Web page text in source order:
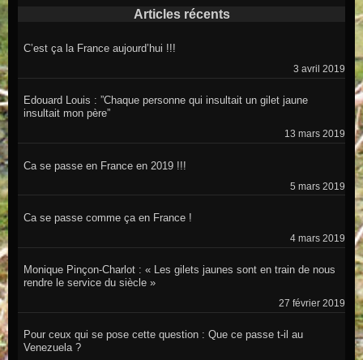
Articles récents
C’est ça la France aujourd’hui !!!
3 avril 2019
Edouard Louis : ”Chaque personne qui insultait un gilet jaune
insultait mon père”
13 mars 2019
Ca se passe en France en 2019 !!!
5 mars 2019
Ca se passe comme ça en France !
4 mars 2019
Monique Pinçon-Charlot : « Les gilets jaunes sont en train de nous
rendre le service du siècle »
27 février 2019
Pour ceux qui se pose cette question : Que ce passe t-il au
Venezuela ?